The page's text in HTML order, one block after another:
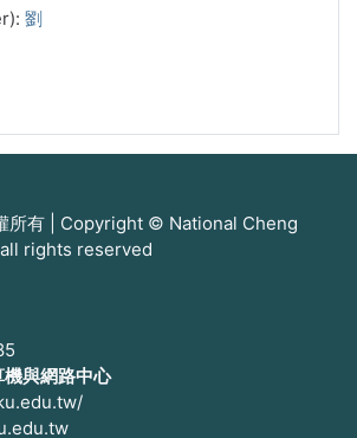
劉
所有 | Copyright © National Cheng
rights reserved
與網路中心